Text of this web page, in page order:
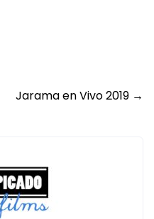
Jarama en Vivo 2019 →